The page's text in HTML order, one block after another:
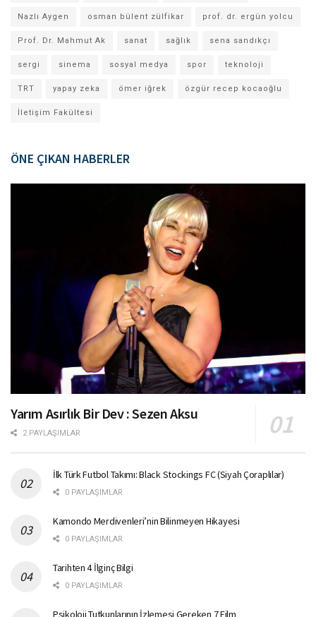
Nazlı Aygen osman bülent zülfikar prof. dr. ergün yolcu
Prof. Dr. Mahmut Ak sanat sağlık sena sandıkçı
sergi sinema sosyal medya spor teknoloji
TRT yapay zeka ömer iğrek özgür recep kocaoğlu
İletişim Fakültesi
ÖNE ÇIKAN HABERLER
Yarım Asırlık Bir Dev : Sezen Aksu
2 PAYLAŞIMLAR
İlk Türk Futbol Takımı: Black Stockings FC (Siyah Çoraplılar)
0 PAYLAŞIMLAR
Kamondo Merdivenleri’nin Bilinmeyen Hikayesi
0 PAYLAŞIMLAR
Tarihten 4 İlginç Bilgi
0 PAYLAŞIMLAR
Psikoloji Tutkunlarının İzlemesi Gereken 7 Film